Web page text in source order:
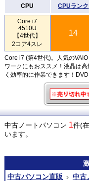
CPU CPUランク
Core i7
4510U
【4世代】
2コア4スレ
14
Core i7 (第4世代)。人気の
ワークにもおススメ！液晶は
く効率的に作業できます！
中古ノートパソコン 1件(
います。
中古パソコン直販
中古